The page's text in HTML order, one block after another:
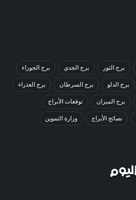
برج الثور برج الجدي برج الجوزاء
برج الدلو برج السرطان برج العذراء
برج الميزان توقعات الأبراج
نصائح الأبراج وزارة التموين